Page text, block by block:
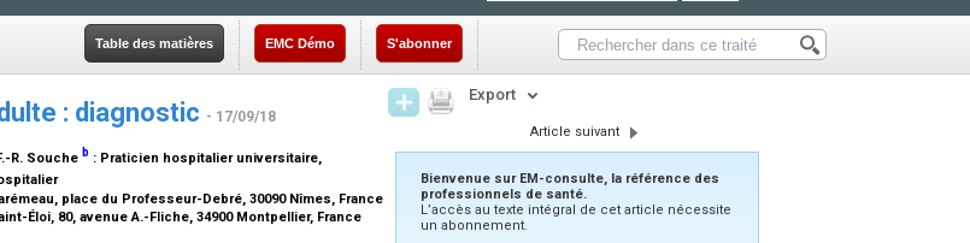
Table des matières EMC Démo S'abonner
: diagnostic - 17/09/18
R. Souche b : Praticien hospitalier universitaire,
place du Professeur-Debré, 30090 Nîmes, France
Éloi, 80, avenue A.-Fliche, 34900 Montpellier, France
Export
Article suivant
Bienvenue sur EM-consulte, la référence des
professionnels de santé.
L’accès au texte intégral de cet article nécessite
un abonnement.